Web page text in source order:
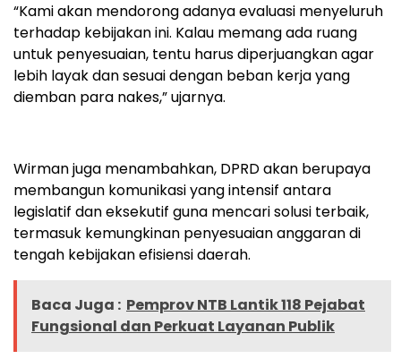
“Kami akan mendorong adanya evaluasi menyeluruh
terhadap kebijakan ini. Kalau memang ada ruang
untuk penyesuaian, tentu harus diperjuangkan agar
lebih layak dan sesuai dengan beban kerja yang
diemban para nakes,” ujarnya.
Wirman juga menambahkan, DPRD akan berupaya
membangun komunikasi yang intensif antara
legislatif dan eksekutif guna mencari solusi terbaik,
termasuk kemungkinan penyesuaian anggaran di
tengah kebijakan efisiensi daerah.
Baca Juga : Pemprov NTB Lantik 118 Pejabat
Fungsional dan Perkuat Layanan Publik